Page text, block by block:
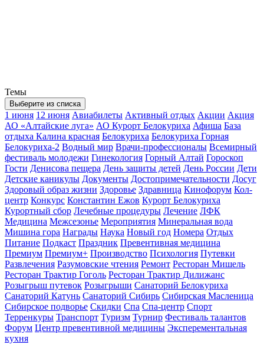
Темы
Выберите из списка
1 июня 12 июня Авиабилеты Активный отдых Акции Акция
АО «Алтайские луга» АО Курорт Белокуриха Афиша База
отдыха Калина красная Белокуриха Белокуриха Горная
Белокуриха-2 Водный мир Врачи-профессионалы Всемирный
фестиваль молодежи Гинекология Горный Алтай Гороскоп
Гости Денисова пещера День защиты детей День России Дети
Детские каникулы Документы Достопримечательности Досуг
Здоровый образ жизни Здоровье Здравница Кинофорум Кол-
центр Конкурс Константин Ежов Курорт Белокуриха
Курортный сбор Лечебные процедуры Лечение ЛФК
Медицина Межсезонье Мероприятия Минеральная вода
Мишина гора Награды Наука Новый год Номера Отдых
Питание Подкаст Праздник Превентивная медицина
Премиум Премиум+ Производство Психология Путевки
Развлечения Разумовские чтения Ремонт Ресторан Мишель
Ресторан Трактир Гоголь Ресторан Трактир Дилижанс
Розыгрыш путевок Розыгрыши Санаторий Белокуриха
Санаторий Катунь Санаторий Сибирь Сибирская Масленица
Сибирское подворье Скидки Спа Спа-центр Спорт
Терренкуры Транспорт Туризм Турнир Фестиваль талантов
Форум Центр превентивной медицины Эксперементальная
кухня